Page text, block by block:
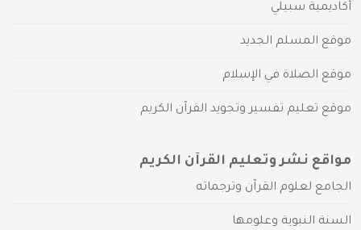
أكاديمية سبيلي
موقع المسلم الجديد
موقع الصلاة في الإسلام
موقع تعليم تفسير وتجويد القرآن الكريم
مواقع نشر وتعليم القرآن الكريم
الجامع لعلوم القرآن وترجماته
السنة النبوية وعلومها